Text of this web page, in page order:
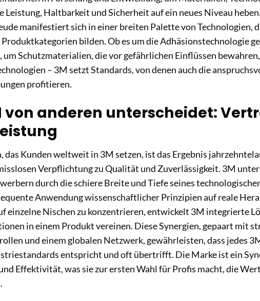
Leistung, Haltbarkeit und Sicherheit auf ein neues Niveau
manifestiert sich in einer breiten Palette von Technologien,
bilden. Ob es um die Adhäsionstechnologie
Schutzmaterialien, die vor gefährlichen Einflüssen
– 3M setzt Standards, von denen auch die
profitieren.
von anderen unterscheidet:
das Kunden weltweit in 3M setzen, ist das Ergebnis
Verpflichtung zu Qualität und Zuverlässigkeit. 3M
durch die schiere Breite und Tiefe seines
Anwendung wissenschaftlicher Prinzipien auf reale
einzelne Nischen zu konzentrieren, entwickelt 3M integrierte
in einem Produkt vereinen. Diese Synergien, gepaart mit
und einem globalen Netzwerk, gewährleisten, dass jedes
entspricht und oft übertrifft. Die Marke ist ein
Effektivität, was sie zur ersten Wahl für Profis macht, die